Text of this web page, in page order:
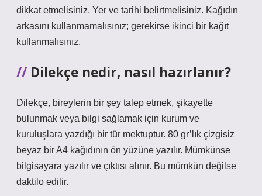
dikkat etmelisiniz. Yer ve tarihi belirtmelisiniz. Kağıdın
arkasını kullanmamalısınız; gerekirse ikinci bir kağıt
kullanmalısınız.
Dilekçe nedir, nasıl hazırlanır?
Dilekçe, bireylerin bir şey talep etmek, şikayette
bulunmak veya bilgi sağlamak için kurum ve
kuruluşlara yazdığı bir tür mektuptur. 80 gr’lık çizgisiz
beyaz bir A4 kağıdının ön yüzüne yazılır. Mümkünse
bilgisayara yazılır ve çıktısı alınır. Bu mümkün değilse
daktilo edilir.